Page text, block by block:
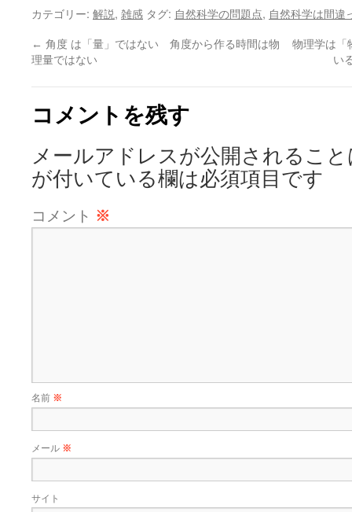
カテゴリー: 解説, 雑感 タグ: 自然科学の問題点, 自然科学は間違
← 角度 は「量」ではない 角度から作る時間は物
理量ではない
物理学は「
い
コメントを残す
メールアドレスが公開されるこ
が付いている欄は必須項目です
コメント ※
名前 ※
メール ※
サイト